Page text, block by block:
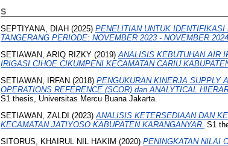
S
SEPTIYANA, DIAH (2025) PENELITIAN UNTUK
TANGERANG PERIODE: NOVEMBER 2023 - NOVEMBER
SETIAWAN, ARIQ RIZKY (2019)ANALISIS KEBUTUHAN AIR
IRIGASI CIHOE CIKUMPENI KECAMATAN CARIU
SETIAWAN, IRFAN (2018) PENGUKURAN KINERJA SUPPLY
OPERATIONS REFERENCE (SCOR) dan ANALYTICAL
S1 thesis, Universitas Mercu Buana Jakarta.
SETIAWAN, ZALDI (2023) ANALISIS KETERSEDIAAN DAN
KECAMATAN JATIYOSO KABUPATEN KARANGANYAR. S1
SITORUS, KHAIRUL NIL HAKIM (2020) PENINGKATAN NILAI